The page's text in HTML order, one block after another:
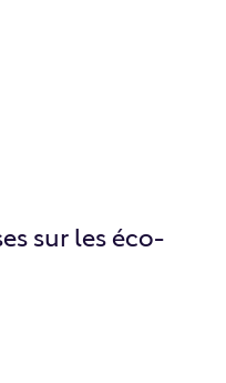
sur les éco-